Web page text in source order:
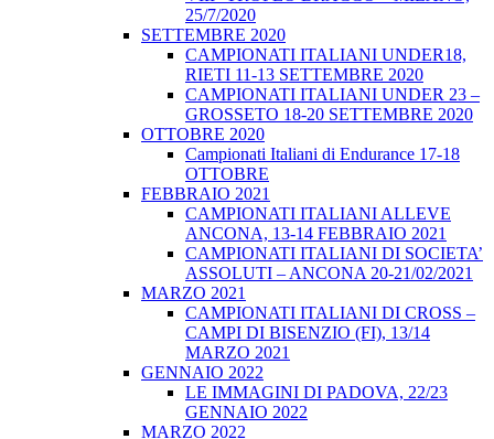
25/7/2020
SETTEMBRE 2020
CAMPIONATI ITALIANI UNDER18,
RIETI 11-13 SETTEMBRE 2020
CAMPIONATI ITALIANI UNDER 23 –
GROSSETO 18-20 SETTEMBRE 2020
OTTOBRE 2020
Campionati Italiani di Endurance 17-18
OTTOBRE
FEBBRAIO 2021
CAMPIONATI ITALIANI ALLEVE
ANCONA, 13-14 FEBBRAIO 2021
CAMPIONATI ITALIANI DI SOCIETA’
ASSOLUTI – ANCONA 20-21/02/2021
MARZO 2021
CAMPIONATI ITALIANI DI CROSS –
CAMPI DI BISENZIO (FI), 13/14
MARZO 2021
GENNAIO 2022
LE IMMAGINI DI PADOVA, 22/23
GENNAIO 2022
MARZO 2022